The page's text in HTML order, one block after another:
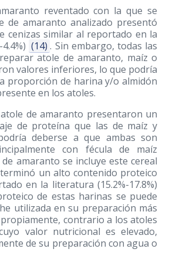
reventado con la que se
de amaranto analizado presentó
cenizas similar al reportado en la
(14) . Sin embargo, todas las
atole de amaranto, maíz o
valores inferiores, lo que podría
proporción de harina y/o almidón
en los atoles.
de amaranto presentaron un
de proteína que las de maíz y
deberse a que ambas son
con fécula de maíz
amaranto se incluye este cereal
un alto contenido proteico
en la literatura (15.2%-17.8%)
de estas harinas se puede
utilizada en su preparación más
contrario a los atoles
valor nutricional es elevado,
de su preparación con agua o